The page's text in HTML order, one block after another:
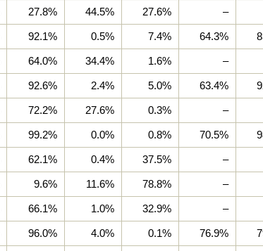
27.8% 44.5% 27.6% –
92.1% 0.5% 7.4% 64.3%
64.0% 34.4% 1.6% –
92.6% 2.4% 5.0% 63.4%
72.2% 27.6% 0.3% –
99.2% 0.0% 0.8% 70.5%
62.1% 0.4% 37.5% –
9.6% 11.6% 78.8% –
66.1% 1.0% 32.9% –
96.0% 4.0% 0.1% 76.9%